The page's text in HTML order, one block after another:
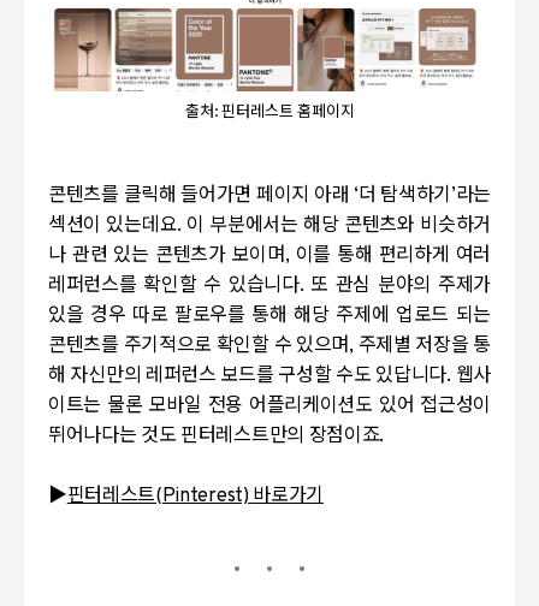
출처: 핀터레스트 홈페이지
콘텐츠를 클릭해 들어가면 페이지 아래 ‘더 탐색하기 ’라는
섹션이 있는데요. 이 부분에서는 해당 콘텐츠와 비슷하거
나 관련 있는 콘텐츠가 보이며 , 이를 통해 편리하게 여러
레퍼런스를 확인할 수 있습니다. 또 관심 분야의 주제가
있을 경우 따로 팔로우를 통해 해당 주제에 업로드 되는
콘텐츠를 주기적으로 확인할 수 있으며 , 주제별 저장을 통
해 자신만의 레퍼런스 보드를 구성할 수도 있답니다. 웹사
이트는 물론 모바일 전용 어플리케이션도 있어 접근성이
뛰어나다는 것도 핀터레스트만의 장점이죠.
▶핀터레스트(Pinterest) 바로가기